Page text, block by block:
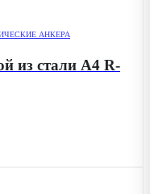
АНКЕРА
из стали А4 R-